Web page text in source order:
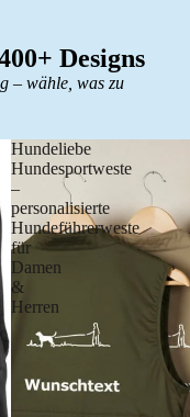
Designs
– wähle, was zu
Hundeliebe
Hundesportweste
–
personalisierte
Hundeführerweste
für
Damen
&
Herren